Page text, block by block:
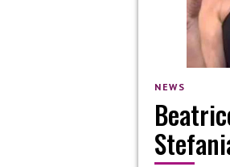
NEWS